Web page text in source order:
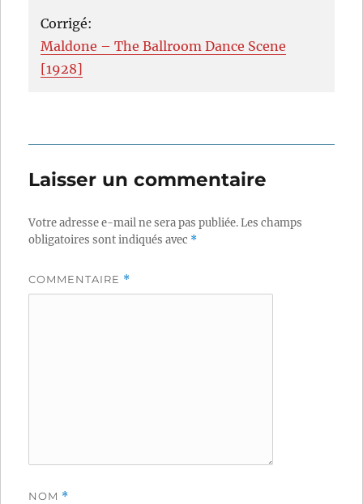
Corrigé:
Maldone – The Ballroom Dance Scene
[1928]
Laisser un commentaire
Votre adresse e-mail ne sera pas publiée.Les champs
obligatoires sont indiqués avec *
COMMENTAIRE *
NOM *